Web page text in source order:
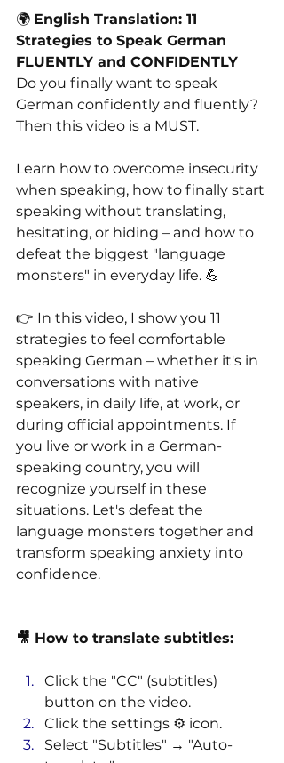
🌍 English Translation: 11
Strategies to Speak German
FLUENTLY and CONFIDENTLY
Do you finally want to speak
German confidently and fluently?
Then this video is a MUST.
Learn how to overcome insecurity
when speaking, how to finally start
speaking without translating,
hesitating, or hiding – and how to
defeat the biggest "language
monsters" in everyday life. 💪
👉 In this video, I show you 11
strategies to feel comfortable
speaking German – whether it's in
conversations with native
speakers, in daily life, at work, or
during official appointments. If
you live or work in a German-
speaking country, you will
recognize yourself in these
situations. Let's defeat the
language monsters together and
transform speaking anxiety into
confidence.
🎥 How to translate subtitles:
Click the "CC" (subtitles)
button on the video.
Click the settings ⚙️ icon.
Select "Subtitles" → "Auto-